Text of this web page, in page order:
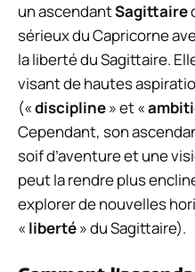
un ascendantSagittaire
sérieux du Capricorne
la liberté du Sagittaire.
visant de hautes
(«discipline» et «
Cependant, son
soif d’aventure et une
peut la rendre plus
explorer de nouvelles
« liberté» du Sagittaire).